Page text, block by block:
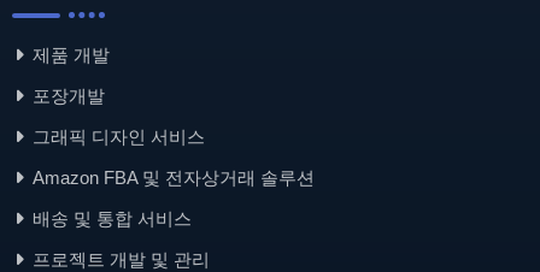
제품 개발
포장개발
그래픽 디자인 서비스
Amazon FBA 및 전자상거래 솔루션
배송 및 통합 서비스
프로젝트 개발 및 관리